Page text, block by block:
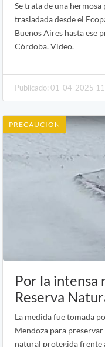
Se trata de una
trasladada desde el
Buenos Aires hasta ese
Córdoba. Video.
Publicado: 01-04-2025
PRECAUCION
Por la intensa
Reserva
La medida fue tomada
Mendoza para
natural protegida frente